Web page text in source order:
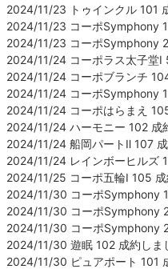
2024/11/23 トゥインクル 101
2024/11/23 コーポSymphony
2024/11/23 コーポSymphony
2024/11/24 コーポラス太子堂Ⅰ
2024/11/24 コーポブランチ
2024/11/24 コーポSymphony
2024/11/24 コーポはらまえ
2024/11/24 ハーモニー 102 成
2024/11/24 船岡パートⅡ 107
2024/11/24 レインボーヒルズ
2024/11/25 コーポ五輪Ⅰ 105
2024/11/30 コーポSymphony
2024/11/30 コーポSymphony
2024/11/30 コーポSymphony
2024/11/30 遊眠 102 成約しま
2024/11/30 ピュアポート 101